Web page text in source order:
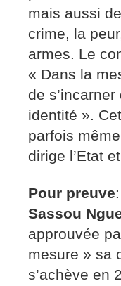
mais aussi
crime, la
armes. Le
« Dans la
de
identité ».
parfois
dirige l’Etat
Pour preuve
Sassou
approuvée
mesure » sa
s’achève en